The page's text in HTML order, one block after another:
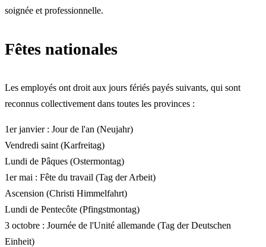
soignée et professionnelle.
Fêtes nationales
Les employés ont droit aux jours fériés payés suivants, qui sont
reconnus collectivement dans toutes les provinces :
1er janvier : Jour de l'an (Neujahr)
Vendredi saint (Karfreitag)
Lundi de Pâques (Ostermontag)
1er mai : Fête du travail (Tag der Arbeit)
Ascension (Christi Himmelfahrt)
Lundi de Pentecôte (Pfingstmontag)
3 octobre : Journée de l'Unité allemande (Tag der Deutschen
Einheit)